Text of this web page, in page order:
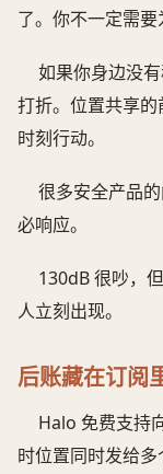
了。你不一定需要
如果你身边没
打折。位置共享
时刻行动。
很多安全产品
必响应。
130dB 很吵，
人立刻出现。
后账藏在订阅
Halo 免费支持
时位置同时发给